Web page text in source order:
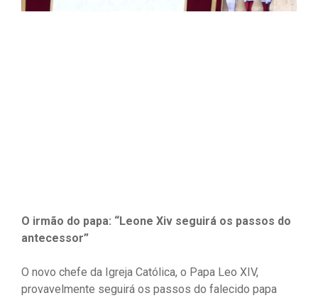
O irmão do papa: “Leone Xiv seguirá os passos do
antecessor”
O novo chefe da Igreja Católica, o Papa Leo XIV,
provavelmente seguirá os passos do falecido papa